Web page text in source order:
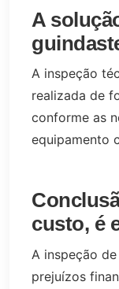
A
A inspeção
realizada de
conforme as
equipamento
custo, é
A inspeção
prejuízos